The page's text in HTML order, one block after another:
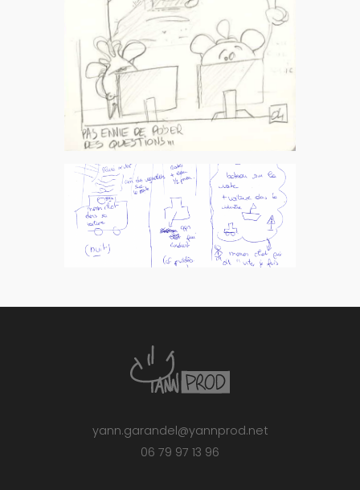
yann.garandel@yannprod.net
06 79 97 13 96